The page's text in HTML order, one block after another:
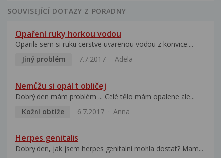
SOUVISEJÍCÍ DOTAZY Z PORADNY
Opaření ruky horkou vodou
Oparila sem si ruku cerstve uvarenou vodou z konvice....
Jiný problém
7.7.2017 Adela
Nemůžu si opálit obličej
Dobrý den mám problém ... Celé tělo mám opalene ale...
Kožní obtíže
6.7.2017 Anna
Herpes genitalis
Dobry den, jak jsem herpes genitalni mohla dostat? Mam...